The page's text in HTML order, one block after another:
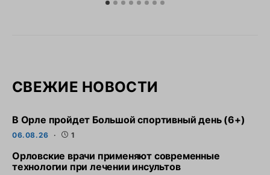
СВЕЖИЕ НОВОСТИ
В Орле пройдет Большой спортивный день (6+)
06.08.26 1
Орловские врачи применяют современные
технологии при лечении инсультов